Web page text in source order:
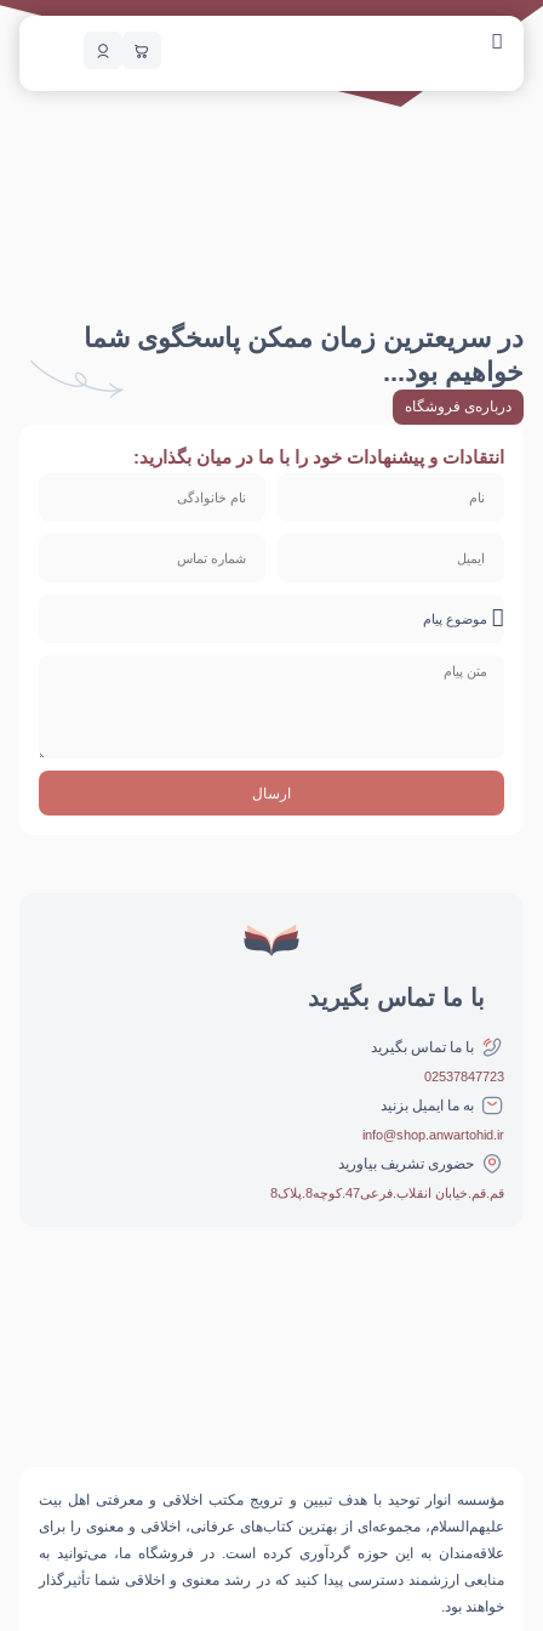
انتقادات و پیشنهادات خود را با ما در میان بگذارید:
ارسال
در سریعترین زمان ممکن پاسخگوی شما
خواهیم بود...
درباره‌ی فروشگاه
با ما تماس بگیرید
با ما تماس بگیرید
02537847723
به ما ایمیل بزنید
info@shop.anwartohid.ir
حضوری تشریف بیاورید
قم.قم.خیابان انقلاب.فرعی47.کوچه8.پلاک8
مؤسسه انوار توحید با هدف تبیین و ترویج مکتب اخلاقی و معرفتی اهل بیت
علیهم‌السلام، مجموعه‌ای از بهترین کتاب‌های عرفانی، اخلاقی و معنوی را برای
علاقه‌مندان به این حوزه گردآوری کرده است. در فروشگاه ما، می‌توانید به
منابعی ارزشمند دسترسی پیدا کنید که در رشد معنوی و اخلاقی شما تأثیرگذار
خواهند بود.